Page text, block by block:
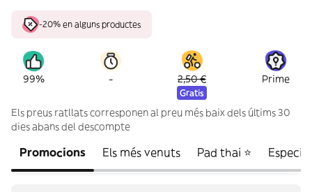
-20% en alguns productes
99% - 2,50 €
Gratis
Prime
Els preus ratllats corresponen al preu més baix dels últims 30
dies abans del descompte
Promocions Els més venuts Pad thai ⭐